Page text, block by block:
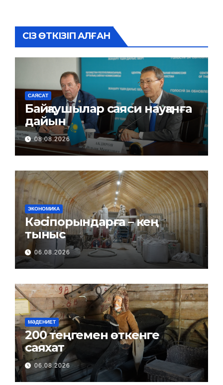
СІЗ ӨТКІЗІП АЛҒАН
САЯСАТ
Байқаушылар саяси науқанға
дайын
08.08.2026
ЭКОНОМИКА
Кәсіпорындарға – кең
тыныс
06.08.2026
МӘДЕНИЕТ
200 теңгемен өткенге
саяхат
06.08.2026